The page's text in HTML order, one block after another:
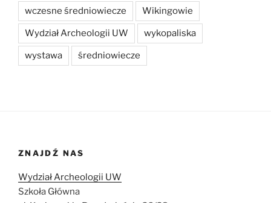
wczesne średniowiecze Wikingowie
Wydział Archeologii UW wykopaliska
wystawa średniowiecze
ZNAJDŹ NAS
Wydział Archeologii UW
Szkoła Główna